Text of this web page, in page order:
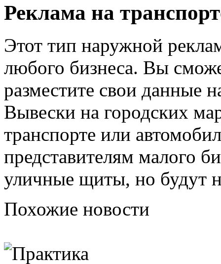
Реклама на
Этот тип наружной
любого бизнеса. Вы
разместите свои данные
Вывески на городских
транспорте или
представителям малого
уличные щиты, но будут
Похожие новости